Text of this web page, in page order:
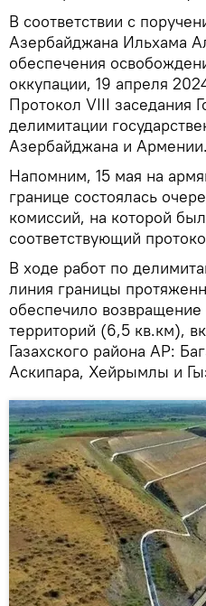
В соответствии с
Азербайджана Ильхама
обеспечения
оккупации, 19 апреля
Протокол VIII заседания
делимитации
Азербайджана и Армении.
Напомним, 15 мая на
границе состоялась
комиссий, на которой
соответствующий
В ходе работ по
линия границы
обеспечило
территорий (6,5 кв.км),
Газахского района АР:
Аскипара, Хейрымлы и